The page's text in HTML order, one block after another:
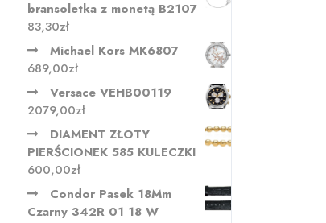
bransoletka z monetą B2107
83,30zł
Michael Kors MK6807
689,00zł
Versace VEHB00119
2079,00zł
DIAMENT ZŁOTY
PIERŚCIONEK 585 KULECZKI
600,00zł
Condor Pasek 18Mm
Czarny 342R 01 18 W